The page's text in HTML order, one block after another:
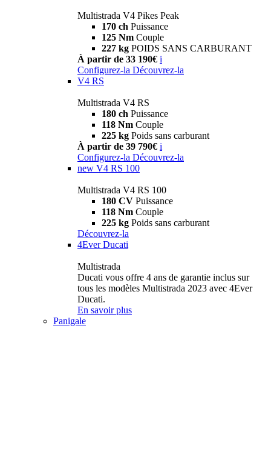
Multistrada V4 Pikes Peak
170 ch Puissance
125 Nm Couple
227 kg POIDS SANS CARBURANT
À partir de 33 190€ i
Configurez-la Découvrez-la
V4 RS
Multistrada V4 RS
180 ch Puissance
118 Nm Couple
225 kg Poids sans carburant
À partir de 39 790€ i
Configurez-la Découvrez-la
new V4 RS 100
Multistrada V4 RS 100
180 CV Puissance
118 Nm Couple
225 kg Poids sans carburant
Découvrez-la
4Ever Ducati
Multistrada
Ducati vous offre 4 ans de garantie inclus sur
tous les modèles Multistrada 2023 avec 4Ever
Ducati.
En savoir plus
Panigale